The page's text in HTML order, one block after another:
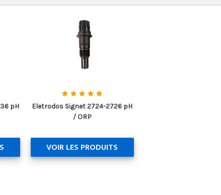
pH
Eletrodos Signet 2724-2726 pH
/ ORP
VOIR LES PRODUITS